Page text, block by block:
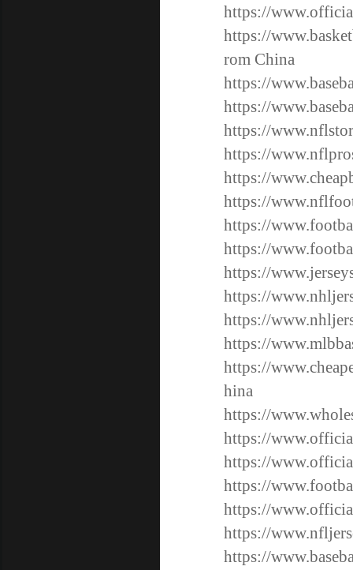
https://
https://
rom China
https://
https://
https://
https://
https://
https://
https://
https://
https://
https://
https://
https://
https://
hina
https://
https://
https://
https://
https://
https://
https://